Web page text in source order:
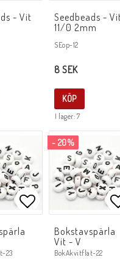
Lägg till i
- Vit
Seedbeads -
11/0 2mm
SEop-12
8 SEK
I lager: 7
KÖP
Lägg till i
23
- 20%
Bokstavspärla
Vit - V
BokAkvitflat-22